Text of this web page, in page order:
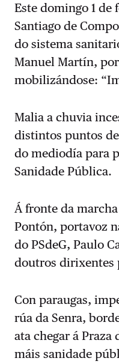
Este domingo 1 de
Santiago de
do sistema
Manuel Martín,
mobilizándose:
Malia a chuvia
distintos puntos
do mediodía para
Sanidade Pública.
Á fronte da
Pontón, portavoz
do PSdeG, Paulo
doutros dirixentes
Con paraugas,
rúa da Senra,
ata chegar á
máis sanidade